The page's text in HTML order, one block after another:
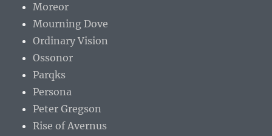
Moreor
Mourning Dove
Ordinary Vision
Ossonor
Parqks
Persona
Peter Gregson
Rise of Avernus